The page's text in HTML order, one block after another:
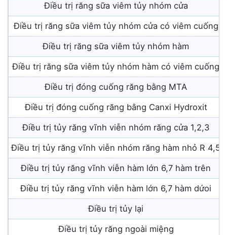
Điều trị răng sữa viêm tủy nhóm cửa
Điều trị răng sữa viêm tủy nhóm cửa có viêm cuống
Điều trị răng sữa viêm tủy nhóm hàm
Điều trị răng sữa viêm tủy nhóm hàm có viêm cuống
Điều trị đóng cuống răng bằng MTA
Điều trị đóng cuống răng bằng Canxi Hydroxit
Điều trị tủy răng vĩnh viễn nhóm răng cửa 1,2,3
Điều trị tủy răng vĩnh viễn nhóm răng hàm nhỏ R 4,5
Điều trị tủy răng vĩnh viễn hàm lớn 6,7 hàm trên
Điều trị tủy răng vĩnh viễn hàm lớn 6,7 hàm dứoi
Điều trị tủy lại
Điều trị tủy răng ngoài miệng